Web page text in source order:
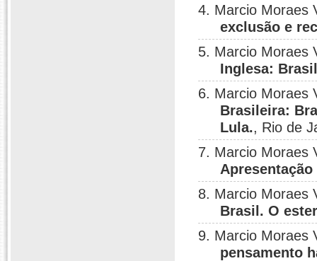
4. Marcio Moraes
exclusão e
5. Marcio Moraes
Inglesa:
6. Marcio Moraes
Brasileira:
Lula., Rio de
7. Marcio Moraes
Apresentação
8. Marcio Moraes
Brasil. O
9. Marcio Moraes
pensamento